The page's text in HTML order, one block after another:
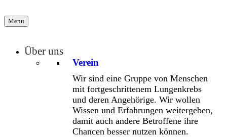
Menu
Über uns
Verein
Wir sind eine Gruppe von Menschen
mit fortgeschrittenem Lungenkrebs
und deren Angehörige. Wir wollen
Wissen und Erfahrungen weitergeben,
damit auch andere Betroffene ihre
Chancen besser nutzen können.